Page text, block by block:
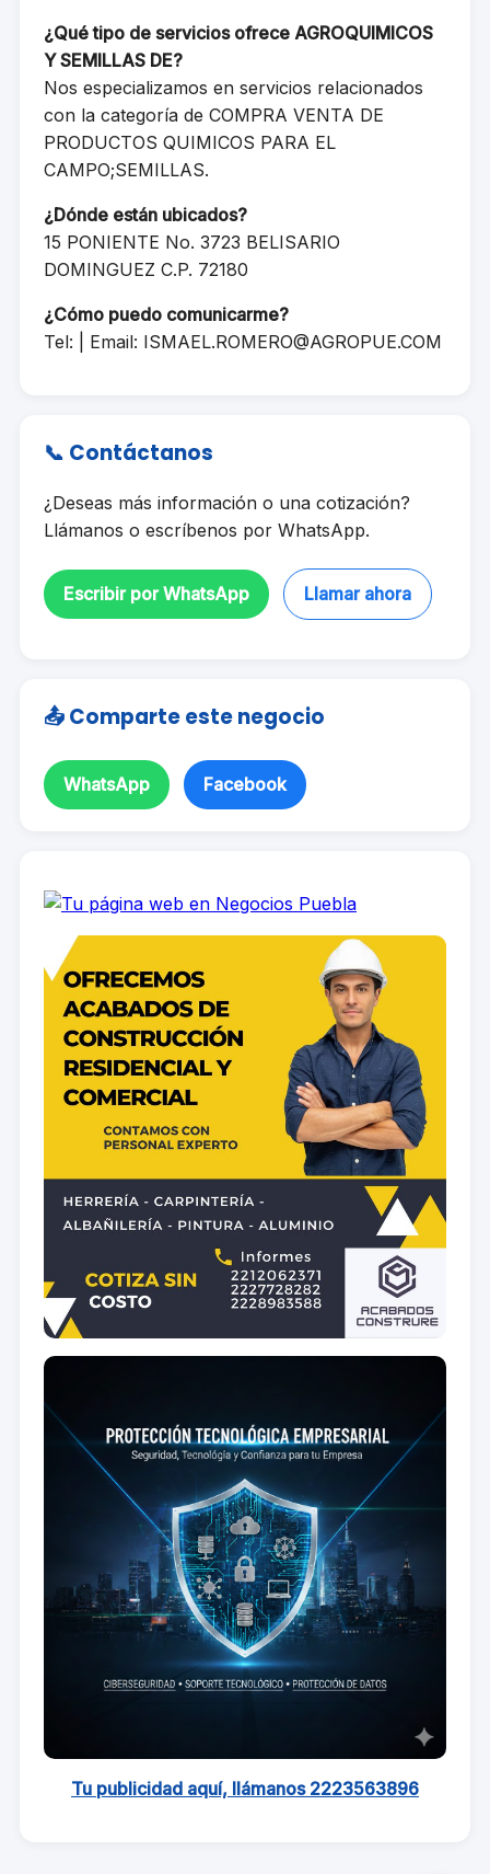
¿Qué tipo de servicios ofrece AGROQUIMICOS
Y SEMILLAS DE?
Nos especializamos en servicios relacionados
con la categoría de COMPRA VENTA DE
PRODUCTOS QUIMICOS PARA EL
CAMPO;SEMILLAS.
¿Dónde están ubicados?
15 PONIENTE No. 3723 BELISARIO
DOMINGUEZ C.P. 72180
¿Cómo puedo comunicarme?
Tel: | Email: ISMAEL.ROMERO@AGROPUE.COM
📞 Contáctanos
¿Deseas más información o una cotización?
Llámanos o escríbenos por WhatsApp.
Escribir por WhatsApp Llamar ahora
📤 Comparte este negocio
WhatsApp Facebook
Tu publicidad aquí, llámanos 2223563896